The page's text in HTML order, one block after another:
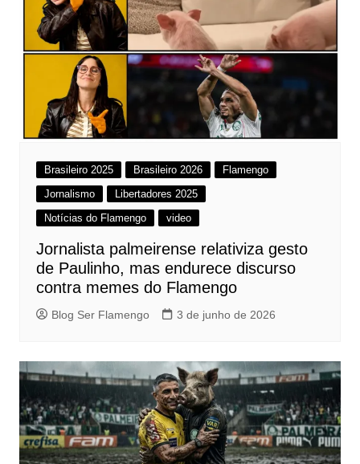
Brasileiro 2025 Brasileiro 2026
Flamengo
Jornalismo
Libertadores 2025
Notícias do Flamengo
video
Jornalista palmeirense relativiza gesto
de Paulinho, mas endurece discurso
contra memes do Flamengo
Blog Ser Flamengo 3 de junho de 2026